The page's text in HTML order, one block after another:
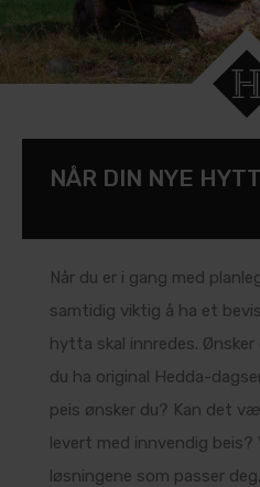
NÅR DIN NYE
Når du er i gang med
samtidig viktig å ha et
hytta skal innredes. Ønsker
du ha original Hedda-
peis ønsker du? Kan det
levert med innvendig beis?
løsningene som passer deg.